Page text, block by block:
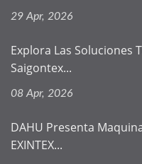
29 Apr, 2026
Explora Las Soluciones
Saigontex...
08 Apr, 2026
DAHU Presenta
EXINTEX...